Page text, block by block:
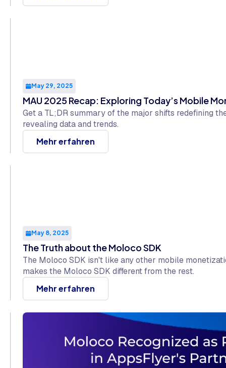
May 29, 2025
MAU 2025 Recap: Exploring Today’s Mobile
Get a TL;DR summary of the major shifts redefining
revealing data and trends.
Mehr erfahren
May 8, 2025
The Truth about the Moloco SDK
The Moloco SDK isn't like any other mobile
makes the Moloco SDK different from the rest.
Mehr erfahren